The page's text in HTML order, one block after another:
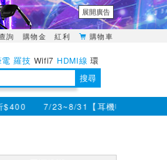
展開廣告
詢 購物金 紅利 購物車
羅技 Wifi7 HDMI線 環
搜尋
7/23~8/31【耳機喇叭】滿千折百 (